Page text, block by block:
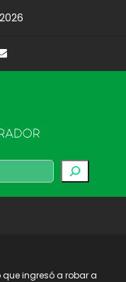
Buscar
ingresó a robar a